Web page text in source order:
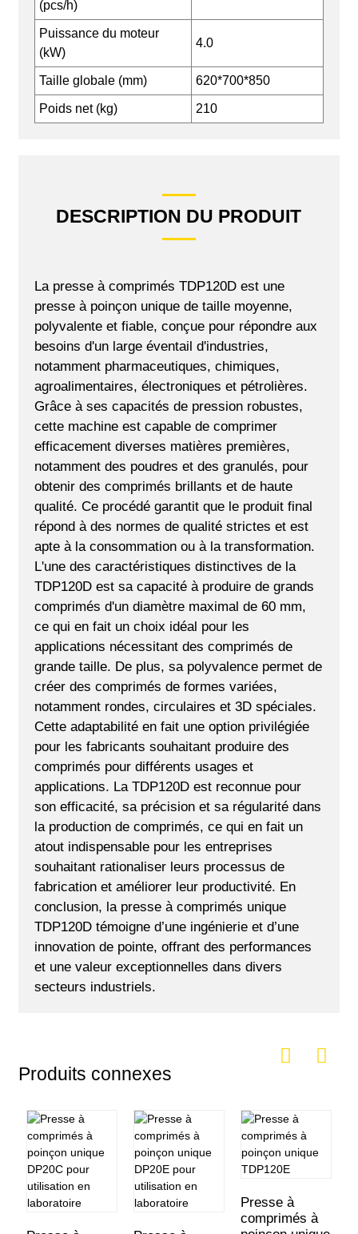
(pcs/h)
Puissance du moteur
(kW)
4.0
Taille globale (mm) 620*700*850
Poids net (kg) 210
DESCRIPTION DU PRODUIT
La presse à comprimés TDP120D est une
presse à poinçon unique de taille moyenne,
polyvalente et fiable, conçue pour répondre aux
besoins d'un large éventail d'industries,
notamment pharmaceutiques, chimiques,
agroalimentaires, électroniques et pétrolières.
Grâce à ses capacités de pression robustes,
cette machine est capable de comprimer
efficacement diverses matières premières,
notamment des poudres et des granulés, pour
obtenir des comprimés brillants et de haute
qualité. Ce procédé garantit que le produit final
répond à des normes de qualité strictes et est
apte à la consommation ou à la transformation.
L'une des caractéristiques distinctives de la
TDP120D est sa capacité à produire de grands
comprimés d'un diamètre maximal de 60 mm,
ce qui en fait un choix idéal pour les
applications nécessitant des comprimés de
grande taille. De plus, sa polyvalence permet de
créer des comprimés de formes variées,
notamment rondes, circulaires et 3D spéciales.
Cette adaptabilité en fait une option privilégiée
pour les fabricants souhaitant produire des
comprimés pour différents usages et
applications. La TDP120D est reconnue pour
son efficacité, sa précision et sa régularité dans
la production de comprimés, ce qui en fait un
atout indispensable pour les entreprises
souhaitant rationaliser leurs processus de
fabrication et améliorer leur productivité. En
conclusion, la presse à comprimés unique
TDP120D témoigne d’une ingénierie et d’une
innovation de pointe, offrant des performances
et une valeur exceptionnelles dans divers
secteurs industriels.
Produits connexes
Presse à
comprimés à